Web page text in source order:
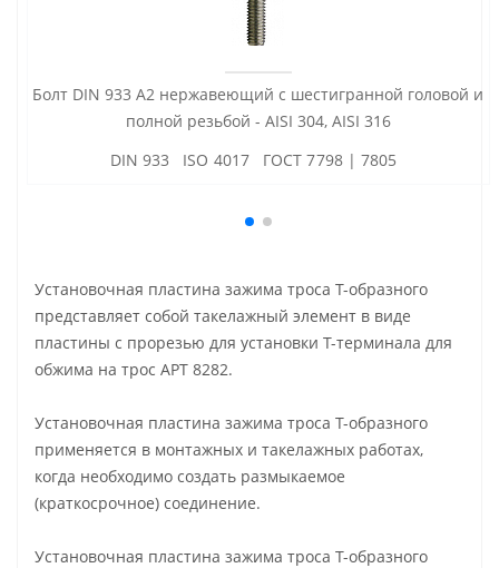
Болт DIN 933 А2 нержавеющий с шестигранной головой и
полной резьбой - AISI 304, AISI 316
DIN 933 ISO 4017 ГОСТ 7798 | 7805
Установочная пластина зажима троса Т-образного
представляет собой такелажный элемент в виде
пластины с прорезью для установки T-терминала для
обжима на трос АРТ 8282.
Установочная пластина зажима троса Т-образного
применяется в монтажных и такелажных работах,
когда необходимо создать размыкаемое
(краткосрочное) соединение.
Установочная пластина зажима троса Т-образного